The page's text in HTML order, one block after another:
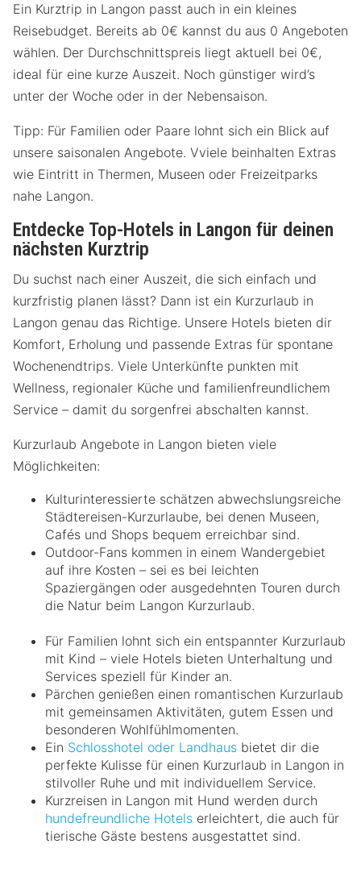
Ein Kurztrip in Langon passt auch in ein kleines
Reisebudget. Bereits ab 0€ kannst du aus 0 Angeboten
wählen. Der Durchschnittspreis liegt aktuell bei 0€,
ideal für eine kurze Auszeit. Noch günstiger wird’s
unter der Woche oder in der Nebensaison.
Tipp: Für Familien oder Paare lohnt sich ein Blick auf
unsere saisonalen Angebote. Vviele beinhalten Extras
wie Eintritt in Thermen, Museen oder Freizeitparks
nahe Langon.
Entdecke Top-Hotels in Langon für deinen
nächsten Kurztrip
Du suchst nach einer Auszeit, die sich einfach und
kurzfristig planen lässt? Dann ist ein Kurzurlaub in
Langon genau das Richtige. Unsere Hotels bieten dir
Komfort, Erholung und passende Extras für spontane
Wochenendtrips. Viele Unterkünfte punkten mit
Wellness, regionaler Küche und familienfreundlichem
Service – damit du sorgenfrei abschalten kannst.
Kurzurlaub Angebote in Langon bieten viele
Möglichkeiten:
Kulturinteressierte schätzen abwechslungsreiche
Städtereisen-Kurzurlaube, bei denen Museen,
Cafés und Shops bequem erreichbar sind.
Outdoor-Fans kommen in einem Wandergebiet
auf ihre Kosten – sei es bei leichten
Spaziergängen oder ausgedehnten Touren durch
die Natur beim Langon Kurzurlaub.
Für Familien lohnt sich ein entspannter Kurzurlaub
mit Kind – viele Hotels bieten Unterhaltung und
Services speziell für Kinder an.
Pärchen genießen einen romantischen Kurzurlaub
mit gemeinsamen Aktivitäten, gutem Essen und
besonderen Wohlfühlmomenten.
Ein Schlosshotel oder Landhaus bietet dir die
perfekte Kulisse für einen Kurzurlaub in Langon in
stilvoller Ruhe und mit individuellem Service.
Kurzreisen in Langon mit Hund werden durch
hundefreundliche Hotels erleichtert, die auch für
tierische Gäste bestens ausgestattet sind.